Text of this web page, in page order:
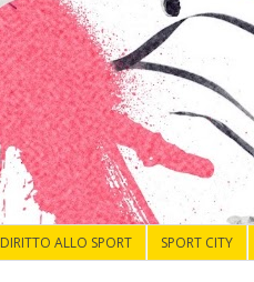
DIRITTO ALLO SPORT SPORT CITY